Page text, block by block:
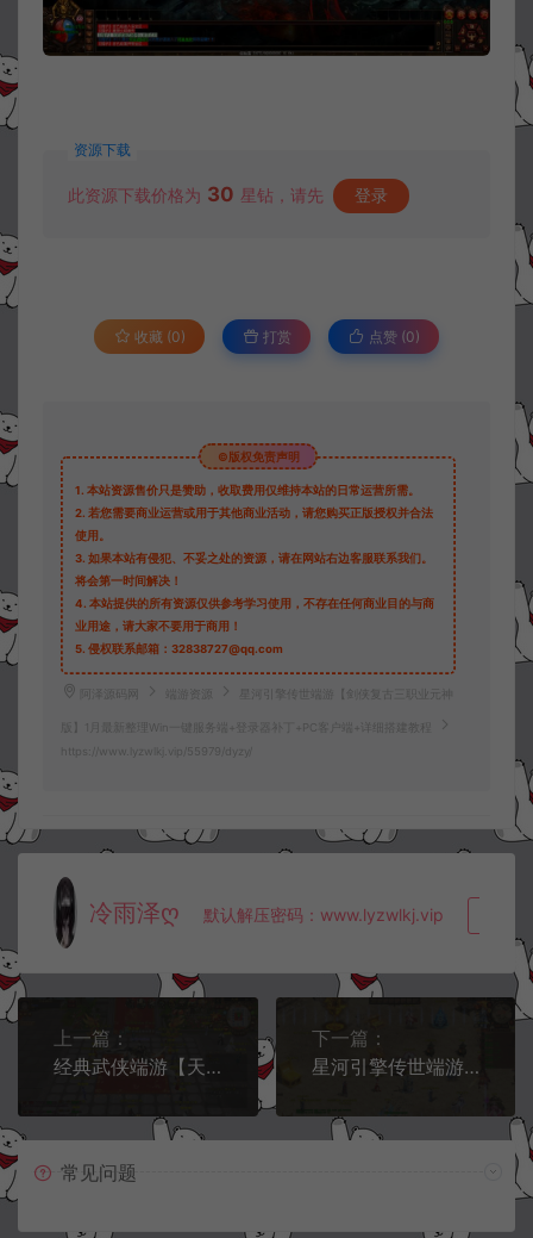
资源下载
此资源下载价格为 30 星钻，请先 登录
收藏 (0) 打赏 点赞 (0)
©版权免责声明
1. 本站资源售价只是赞助，收取费用仅维持本站的日常运营所需。
2. 若您需要商业运营或用于其他商业活动，请您购买正版授权并合法
使用。
3. 如果本站有侵犯、不妥之处的资源，请在网站右边客服联系我们。
将会第一时间解决！
4. 本站提供的所有资源仅供参考学习使用，不存在任何商业目的与商
业用途，请大家不要用于商用！
5. 侵权联系邮箱：32838727@qq.com
阿泽源码网 端游资源 星河引擎传世端游【剑侠复古三职业元神
版】1月最新整理Win一键服务端+登录器补丁+PC客户端+详细搭建教程
https://www.lyzwlkj.vip/55979/dyzy/
冷雨泽ღ 默认解压密码：www.lyzwlkj.vip
上一篇：
经典武侠端游【天龙八部之14派绝情谷星盘绝学剑匣大风秘诀第二版】12月最新整理Linux手工服务端+GM工具+PC客户端+详细搭建教程
下一篇：
星河引擎传世端游【幻世夕霞剧情专属六大陆】1月最新整理Win一键服务端+登录器补丁+PC客户端+详细搭建教程
常见问题